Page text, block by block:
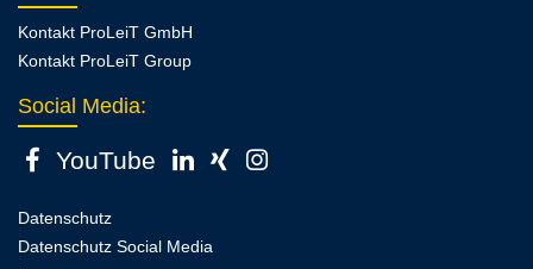
Kontakt ProLeiT GmbH
Kontakt ProLeiT Group
Social Media:
YouTube
Datenschutz
Datenschutz Social Media